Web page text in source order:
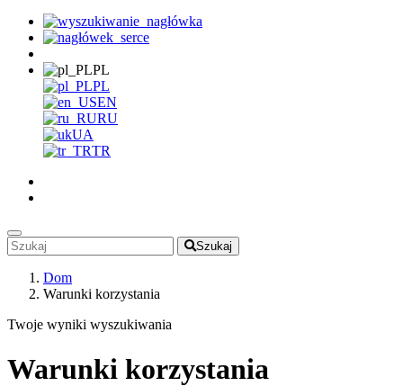
PL
PL
EN
RU
UA
TR
Szukaj
Dom
Warunki korzystania
Twoje wyniki wyszukiwania
Warunki korzystania